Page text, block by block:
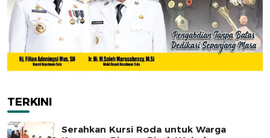
TERKINI
Serahkan Kursi Roda untuk Warga